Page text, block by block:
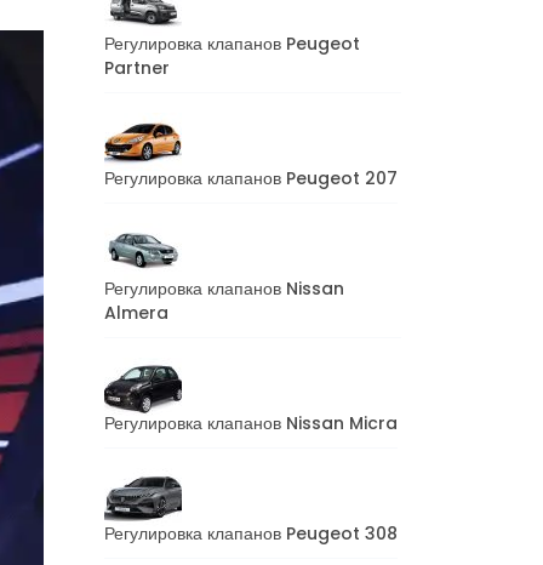
Регулировка клапанов Peugeot
Partner
Регулировка клапанов Peugeot 207
Регулировка клапанов Nissan
Almera
Регулировка клапанов Nissan Micra
Регулировка клапанов Peugeot 308